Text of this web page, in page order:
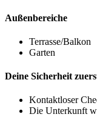
Außenbereiche
Terrasse/Balkon
Garten
Deine Sicherheit
Kontaktloser
Die Unterkunft